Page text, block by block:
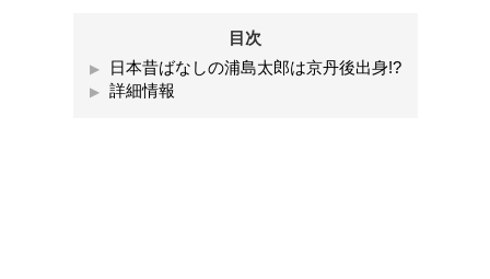
目次
日本昔ばなしの浦島太郎は京丹後出身!?
詳細情報